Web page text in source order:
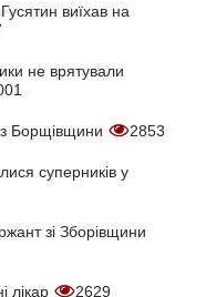
виїхав на
не врятували
з Борщівщини 2853
суперників у
зі Зборівщини
лікар 2629